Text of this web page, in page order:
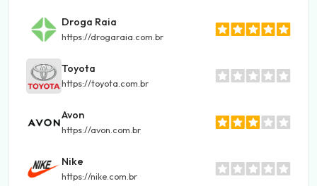
Droga Raia
https://drogaraia.com.br
Toyota
https://toyota.com.br
Avon
https://avon.com.br
Nike
https://nike.com.br